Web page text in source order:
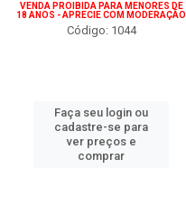
VENDA PROIBIDA PARA MENORES DE
18 ANOS - APRECIE COM MODERAÇÃO
Código: 1044
Faça seu login ou
cadastre-se para
ver preços e
comprar